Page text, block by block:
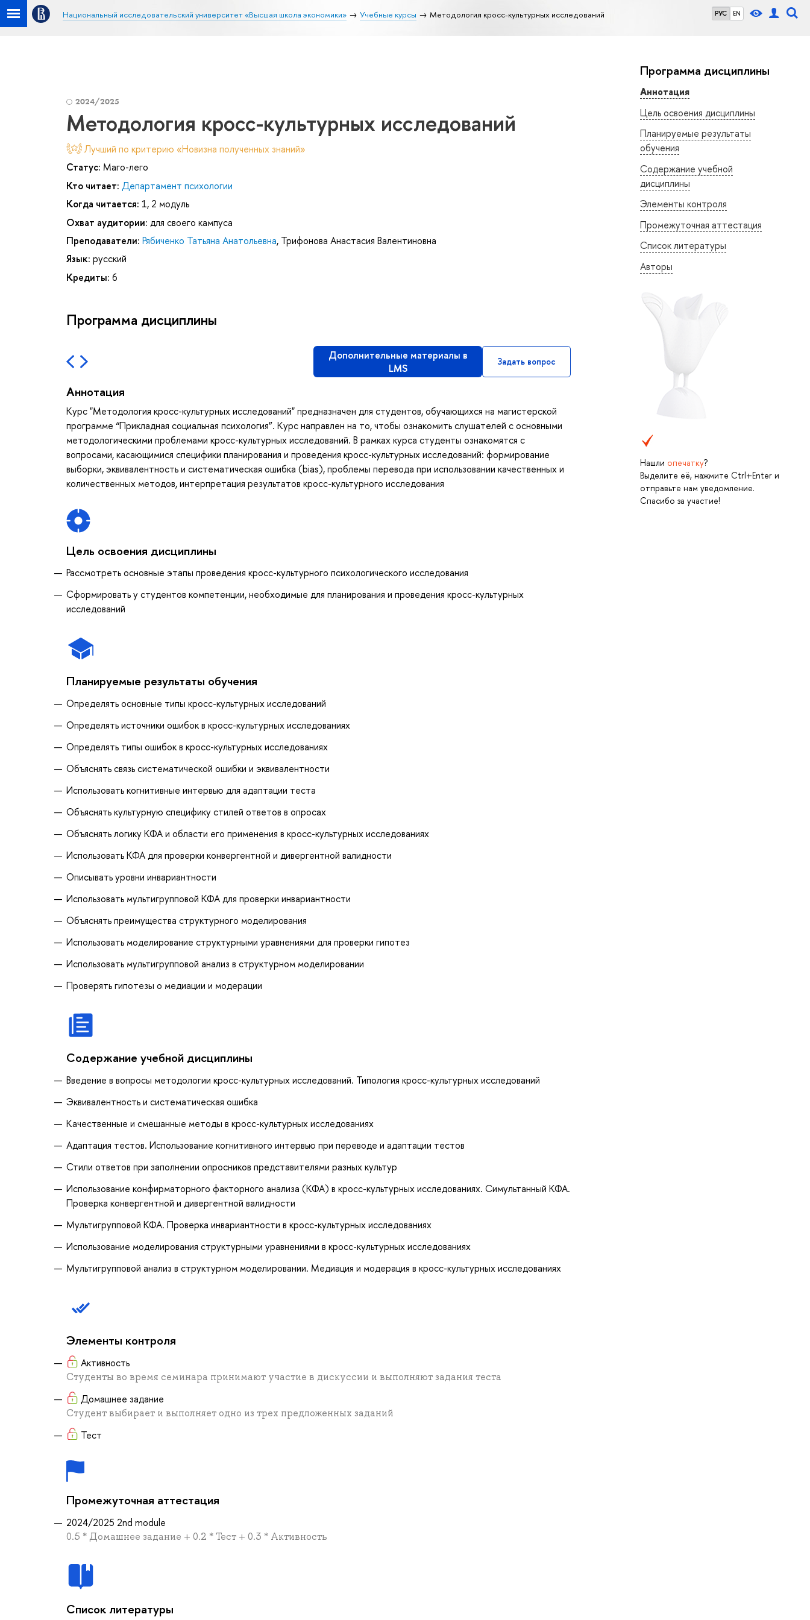
РУС EN
Национальный исследовательский университет «Высшая школа экономики» Учебные курсы Методология кросс-культурных исследований
Программа дисциплины
Аннотация
Цель освоения дисциплины
Планируемые результаты
обучения
Содержание учебной
дисциплины
Элементы контроля
Промежуточная аттестация
Список литературы
Авторы
Нашли опечатку?
Выделите её, нажмите Ctrl+Enter и
отправьте нам уведомление.
Спасибо за участие!
2024/2025
Методология кросс-культурных исследований
Лучший по критерию «Новизна полученных знаний»
Статус: Маго-лего
Кто читает: Департамент психологии
Когда читается: 1, 2 модуль
Охват аудитории: для своего кампуса
Преподаватели: Рябиченко Татьяна Анатольевна, Трифонова Анастасия Валентиновна
Язык: русский
Кредиты: 6
Программа дисциплины
Дополнительные материалы в
LMS
Задать вопрос
Аннотация
Курс "Методология кросс-культурных исследований" предназначен для студентов, обучающихся на магистерской
программе “Прикладная социальная психология”. Курс направлен на то, чтобы ознакомить слушателей с основными
методологическими проблемами кросс-культурных исследований. В рамках курса студенты ознакомятся с
вопросами, касающимися специфики планирования и проведения кросс-культурных исследований: формирование
выборки, эквивалентность и систематическая ошибка (bias), проблемы перевода при использовании качественных и
количественных методов, интерпретация результатов кросс-культурного исследования
Цель освоения дисциплины
Рассмотреть основные этапы проведения кросс-культурного психологического исследования
Сформировать у студентов компетенции, необходимые для планирования и проведения кросс-культурных
исследований
Планируемые результаты обучения
Определять основные типы кросс-культурных исследований
Определять источники ошибок в кросс-культурных исследованиях
Определять типы ошибок в кросс-культурных исследованиях
Объяснять связь систематической ошибки и эквивалентности
Использовать когнитивные интервью для адаптации теста
Объяснять культурную специфику стилей ответов в опросах
Объяснять логику КФА и области его применения в кросс-культурных исследованиях
Использовать КФА для проверки конвергентной и дивергентной валидности
Описывать уровни инвариантности
Использовать мультигрупповой КФА для проверки инвариантности
Объяснять преимущества структурного моделирования
Использовать моделирование структурными уравнениями для проверки гипотез
Использовать мультигрупповой анализ в структурном моделировании
Проверять гипотезы о медиации и модерации
Содержание учебной дисциплины
Введение в вопросы методологии кросс-культурных исследований. Типология кросс-культурных исследований
Эквивалентность и систематическая ошибка
Качественные и смешанные методы в кросс-культурных исследованиях
Адаптация тестов. Использование когнитивного интервью при переводе и адаптации тестов
Стили ответов при заполнении опросников представителями разных культур
Использование конфирматорного факторного анализа (КФА) в кросс-культурных исследованиях. Симультанный КФА.
Проверка конвергентной и дивергентной валидности
Мультигрупповой КФА. Проверка инвариантности в кросс-культурных исследованиях
Использование моделирования структурными уравнениями в кросс-культурных исследованиях
Мультигрупповой анализ в структурном моделировании. Медиация и модерация в кросс-культурных исследованиях
Элементы контроля
Активность
Студенты во время семинара принимают участие в дискуссии и выполняют задания теста
Домашнее задание
Студент выбирает и выполняет одно из трех предложенных заданий
Тест
Промежуточная аттестация
2024/2025 2nd module
0.5 * Домашнее задание + 0.2 * Тест + 0.3 * Активность
Список литературы